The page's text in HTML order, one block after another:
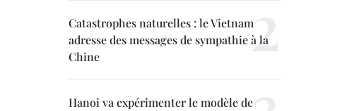
Catastrophes naturelles : le Vietnam
adresse des messages de sympathie à la
Chine
Hanoi va expérimenter le modèle de